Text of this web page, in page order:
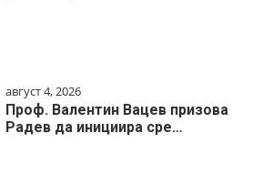
август 4, 2026
Проф. Валентин Вацев призова
Радев да инициира сре…